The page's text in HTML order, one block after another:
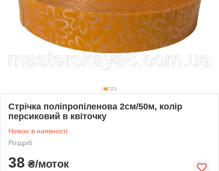
Стрічка поліпропіленова 2см/50м, колір
персиковий в квіточку
Немає в наявності
Роздріб
38 ₴/моток